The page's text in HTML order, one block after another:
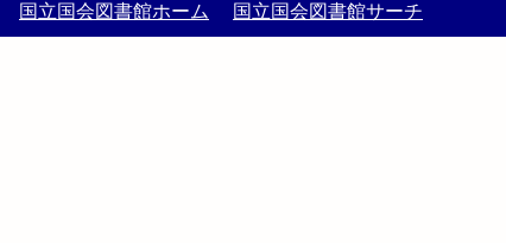
国立国会図書館ホーム 国立国会図書館サーチ